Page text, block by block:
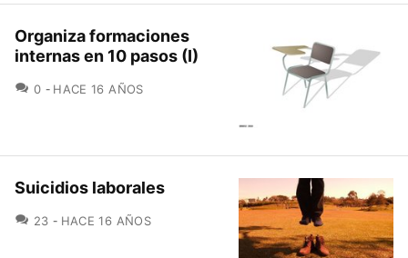
Organiza formaciones
internas en 10 pasos (I)
0 COMENTARIOS
HACE 16 AÑOS
Suicidios laborales
23 COMENTARIOS
HACE 16 AÑOS